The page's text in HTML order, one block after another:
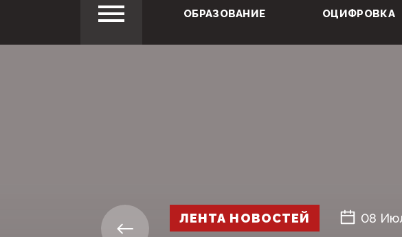
ОБРАЗОВАНИЕ ОЦИФРОВКА
ЛЕНТА НОВОСТЕЙ 08